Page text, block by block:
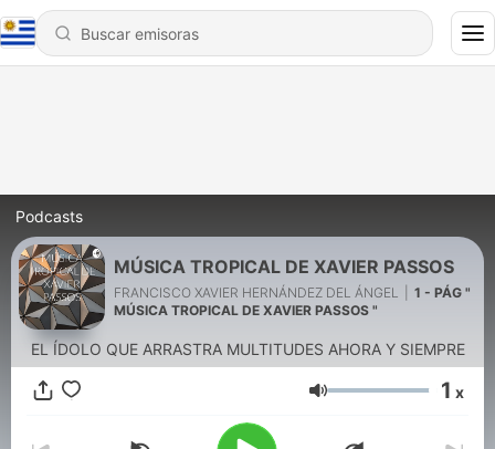
Podcasts
MÚSICA TROPICAL DE XAVIER PASSOS
FRANCISCO XAVIER HERNÁNDEZ DEL ÁNGEL
1 - PÁG "
MÚSICA TROPICAL DE XAVIER PASSOS "
EL ÍDOLO QUE ARRASTRA MULTITUDES AHORA Y SIEMPRE
Volumen 1 x